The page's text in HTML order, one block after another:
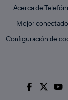
Acerca de
Mejor
Configuración de